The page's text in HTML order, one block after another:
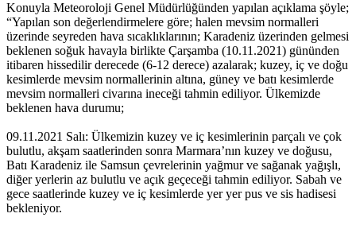
Konuyla Meteoroloji Genel Müdürlüğünden yapılan açıklama şöyle;
“Yapılan son değerlendirmelere göre; halen mevsim normalleri
üzerinde seyreden hava sıcaklıklarının; Karadeniz üzerinden gelmesi
beklenen soğuk havayla birlikte Çarşamba (10.11.2021) gününden
itibaren hissedilir derecede (6-12 derece) azalarak; kuzey, iç ve doğu
kesimlerde mevsim normallerinin altına, güney ve batı kesimlerde
mevsim normalleri civarına ineceği tahmin ediliyor. Ülkemizde
beklenen hava durumu;
09.11.2021 Salı: Ülkemizin kuzey ve iç kesimlerinin parçalı ve çok
bulutlu, akşam saatlerinden sonra Marmara’nın kuzey ve doğusu,
Batı Karadeniz ile Samsun çevrelerinin yağmur ve sağanak yağışlı,
diğer yerlerin az bulutlu ve açık geçeceği tahmin ediliyor. Sabah ve
gece saatlerinde kuzey ve iç kesimlerde yer yer pus ve sis hadisesi
bekleniyor.